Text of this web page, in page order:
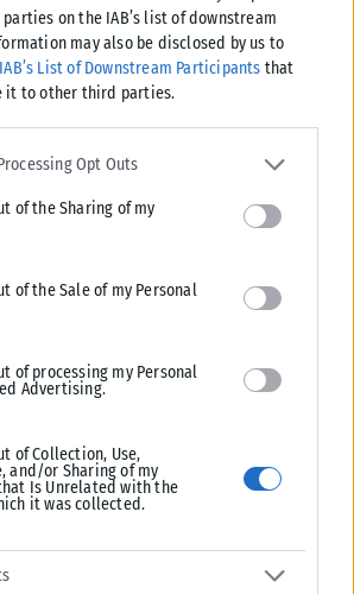
on the IAB’s list of downstream
may also be disclosed by us to
IAB’s List of Downstream Participants that
it to other third parties.
app uses one or more Google
and store information including but not
and its third-party tags to use your data
in below Google consent section.
Opt Outs
of the Sharing of my
of the Sale of my Personal
of processing my Personal
Advertising.
of Collection, Use,
and/or Sharing of my
Is Unrelated with the
it was collected.
μετατράπηκε σε μικρή συναυλία
με το κοινό να την αποθεώνει.
her#Eurovision
live at Sofia Airport.
t8xn2vCb9e
(@ESCdiscord) May 17, 2026
και αποθέωση
να κινηθεί ανάμεσα στο πλήθος,
ασφάλειας που βρίσκονταν στο σημείο.
κρατώντας ένα λούτρινο αρκουδάκι
επισφραγίζοντας μια άφιξη
με γιορτή παρά με απλή επιστροφή.